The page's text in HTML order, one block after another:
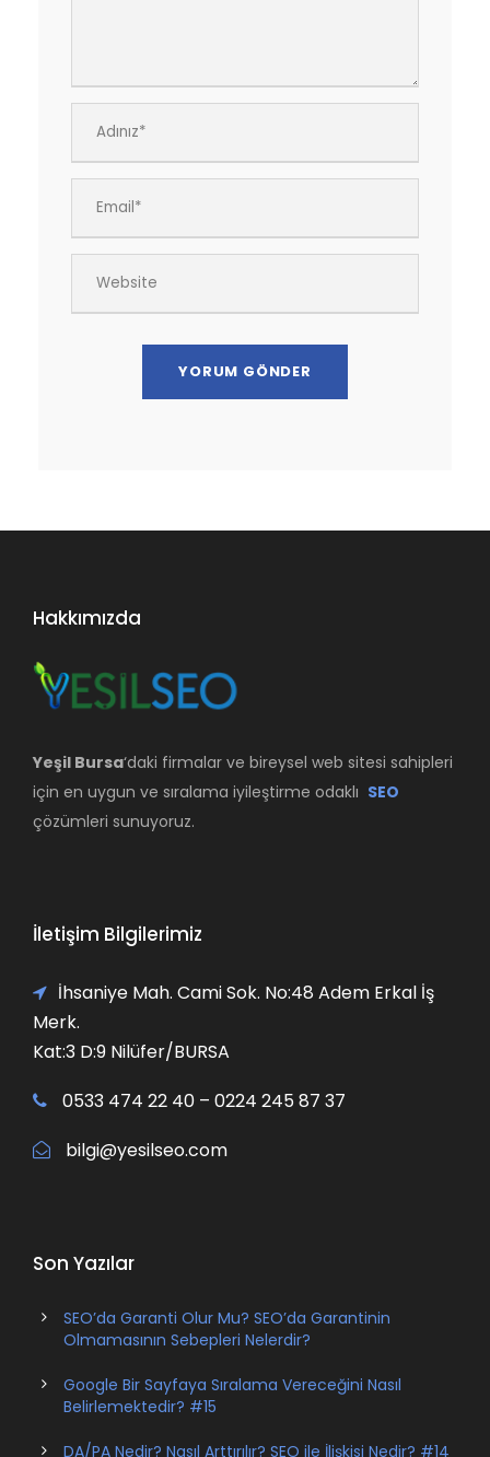
Hakkımızda
Yeşil Bursa‘daki firmalar ve bireysel web sitesi sahipleri
için en uygun ve sıralama iyileştirme odaklı SEO
çözümleri sunuyoruz.
İletişim Bilgilerimiz
İhsaniye Mah. Cami Sok. No:48 Adem Erkal İş
Merk.
Kat:3 D:9 Nilüfer/BURSA
0533 474 22 40 – 0224 245 87 37
bilgi@yesilseo.com
Son Yazılar
SEO’da Garanti Olur Mu? SEO’da Garantinin
Olmamasının Sebepleri Nelerdir?
Google Bir Sayfaya Sıralama Vereceğini Nasıl
Belirlemektedir? #15
DA/PA Nedir? Nasıl Arttırılır? SEO ile İlişkisi Nedir? #14